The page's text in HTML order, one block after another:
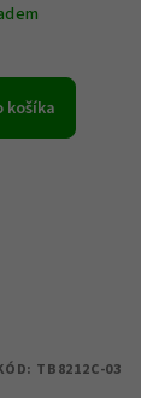
košíka
TB8212C-03